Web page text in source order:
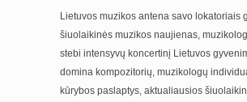
Lietuvos muzikos antena savo lokatoriais
šiuolaikinės muzikos naujienas,
stebi intensyvų koncertinį Lietuvos
domina kompozitorių, muzikologų
kūrybos paslaptys, aktualiausios